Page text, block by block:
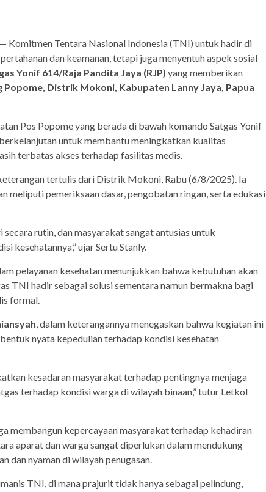
— Komitmen Tentara Nasional Indonesia (TNI) untuk hadir di
dan keamanan, tetapi juga menyentuh aspek sosial
Yonif 614/Raja Pandita Jaya (RJP) yang memberikan
Popome, Distrik Mokoni, Kabupaten Lanny Jaya, Papua
Pos Popome yang berada di bawah komando Satgas Yonif
untuk membantu meningkatkan kualitas
terbatas akses terhadap fasilitas medis.
tertulis dari Distrik Mokoni, Rabu (6/8/2025). Ia
meliputi pemeriksaan dasar, pengobatan ringan, serta edukasi
rutin, dan masyarakat sangat antusias untuk
kesehatannya,” ujar Sertu Stanly.
pelayanan kesehatan menunjukkan bahwa kebutuhan akan
TNI hadir sebagai solusi sementara namun bermakna bagi
formal.
, dalam keterangannya menegaskan bahwa kegiatan ini
nyata kepedulian terhadap kondisi kesehatan
kesadaran masyarakat terhadap pentingnya menjaga
terhadap kondisi warga di wilayah binaan,” tutur Letkol
membangun kepercayaan masyarakat terhadap kehadiran
aparat dan warga sangat diperlukan dalam mendukung
dan nyaman di wilayah penugasan.
TNI, di mana prajurit tidak hanya sebagai pelindung,